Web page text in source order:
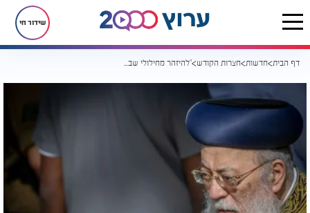
שידור חי
דף הבית חדשות חצרות הקודש "להיזהר מחילולי שבת ומסכנת חיים": הראשון לציון מזהיר מהסכנות בהילולת הרשב"י